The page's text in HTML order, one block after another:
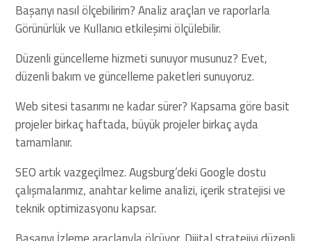
Başarıyı nasıl ölçebilirim? Analiz araçları ve raporlarla
Görünürlük ve Kullanıcı etkileşimi ölçülebilir.
Düzenli güncelleme hizmeti sunuyor musunuz? Evet,
düzenli bakım ve güncelleme paketleri sunuyoruz.
Web sitesi tasarımı ne kadar sürer? Kapsama göre basit
projeler birkaç haftada, büyük projeler birkaç ayda
tamamlanır.
SEO artık vazgeçilmez. Augsburg’deki Google dostu
çalışmalarımız, anahtar kelime analizi, içerik stratejisi ve
teknik optimizasyonu kapsar.